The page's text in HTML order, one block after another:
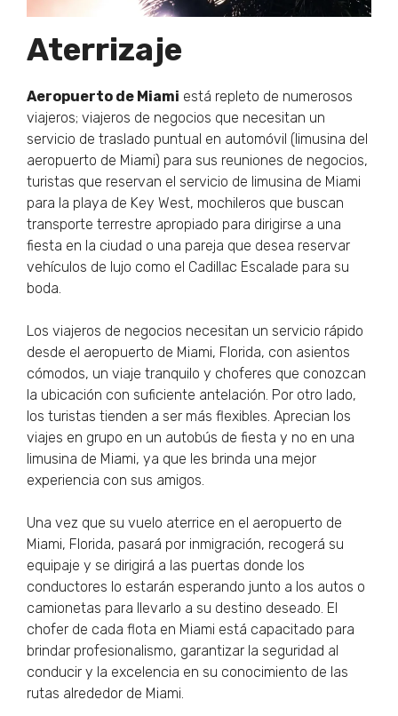
Aterrizaje
Aeropuerto de Miami está repleto de numerosos
viajeros; viajeros de negocios que necesitan un
servicio de traslado puntual en automóvil (limusina del
aeropuerto de Miami) para sus reuniones de negocios,
turistas que reservan el servicio de limusina de Miami
para la playa de Key West, mochileros que buscan
transporte terrestre apropiado para dirigirse a una
fiesta en la ciudad o una pareja que desea reservar
vehículos de lujo como el Cadillac Escalade para su
boda.
Los viajeros de negocios necesitan un servicio rápido
desde el aeropuerto de Miami, Florida, con asientos
cómodos, un viaje tranquilo y choferes que conozcan
la ubicación con suficiente antelación. Por otro lado,
los turistas tienden a ser más flexibles. Aprecian los
viajes en grupo en un autobús de fiesta y no en una
limusina de Miami, ya que les brinda una mejor
experiencia con sus amigos.
Una vez que su vuelo aterrice en el aeropuerto de
Miami, Florida, pasará por inmigración, recogerá su
equipaje y se dirigirá a las puertas donde los
conductores lo estarán esperando junto a los autos o
camionetas para llevarlo a su destino deseado. El
chofer de cada flota en Miami está capacitado para
brindar profesionalismo, garantizar la seguridad al
conducir y la excelencia en su conocimiento de las
rutas alrededor de Miami.